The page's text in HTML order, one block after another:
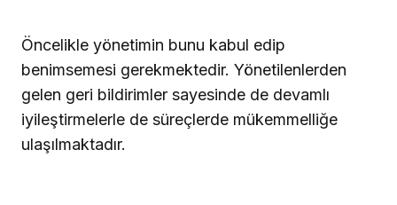
Öncelikle yönetimin bunu kabul edip
benimsemesi gerekmektedir. Yönetilenlerden
gelen geri bildirimler sayesinde de devamlı
iyileştirmelerle de süreçlerde mükemmelliğe
ulaşılmaktadır.